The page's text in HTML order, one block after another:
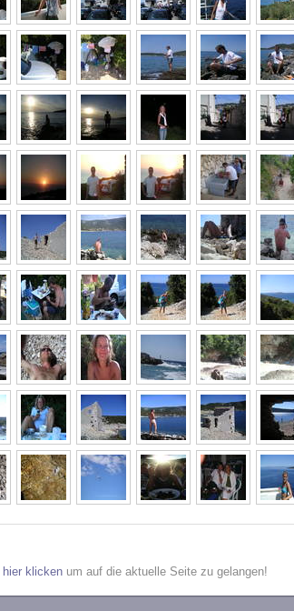
hier klicken um auf die aktuelle Seite zu gelangen!